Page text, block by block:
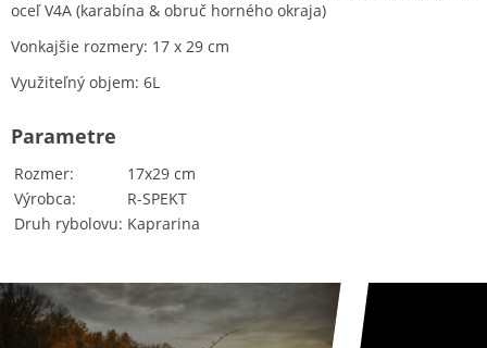
oceľ V4A (karabína & obruč horného okraja)
Vonkajšie rozmery: 17 x 29 cm
Využiteľný objem: 6L
Rozmer
17x29 cm
Výrobca
R-SPEKT
Druh rybolovu Kaprarina
Parametre